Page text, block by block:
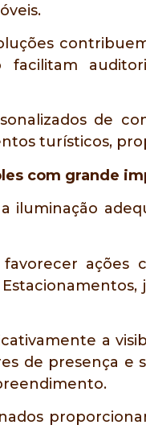
de
turísticos,
com grande
iluminação
a
de presença